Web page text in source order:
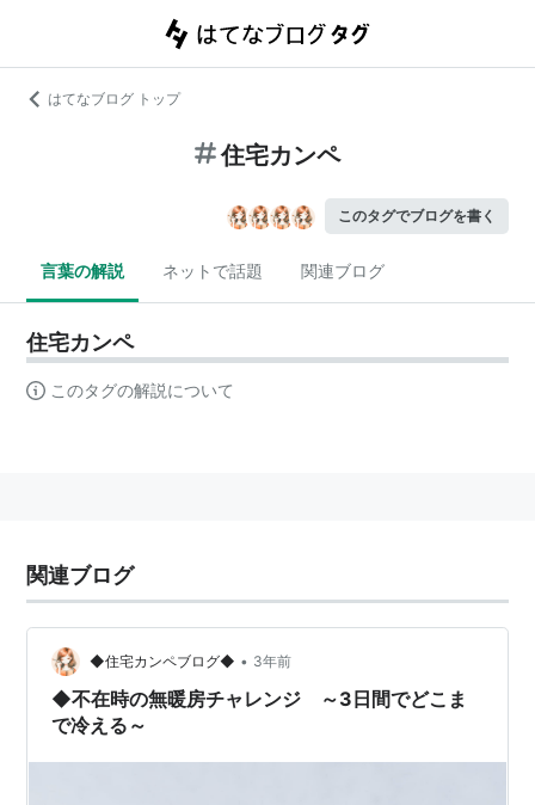
はてなブログ トップ
住宅カンペ
このタグでブログを書く
言葉の解説 ネットで話題 関連ブログ
住宅カンペ
このタグの解説について
関連ブログ
◆住宅カンペブログ◆ • 3年前
◆不在時の無暖房チャレンジ ～3日間でどこま
で冷える～